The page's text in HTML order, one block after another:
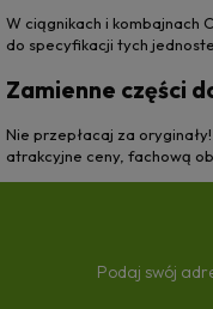
W ciągnikach i kombajnach
do specyfikacji tych
Zamienne części
Nie przepłacaj za
atrakcyjne ceny, fachową
Podaj swój